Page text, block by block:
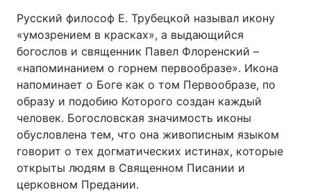
Русский философ Е. Трубецкой называл икону
«умозрением в красках», а выдающийся
богослов и священник Павел Флоренский –
«напоминанием о горнем первообразе». Икона
напоминает о Боге как о том Первообразе, по
образу и подобию Которого создан каждый
человек. Богословская значимость иконы
обусловлена тем, что она живописным языком
говорит о тех догматических истинах, которые
открыты людям в Священном Писании и
церковном Предании.